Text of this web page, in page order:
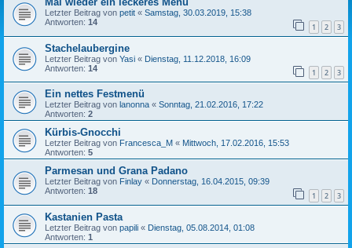
Letzter Beitrag von petit « Samstag, 30.03.2019, 15:38
Antworten: 14 1 2 3
Stachelaubergine
Letzter Beitrag von Yasi « Dienstag, 11.12.2018, 16:09
Antworten: 14 1 2 3
Ein nettes Festmenü
Letzter Beitrag von lanonna « Sonntag, 21.02.2016, 17:22
Antworten: 2
Kürbis-Gnocchi
Letzter Beitrag von Francesca_M « Mittwoch, 17.02.2016, 15:53
Antworten: 5
Parmesan und Grana Padano
Letzter Beitrag von Finlay « Donnerstag, 16.04.2015, 09:39
Antworten: 18 1 2 3
Kastanien Pasta
Letzter Beitrag von papili « Dienstag, 05.08.2014, 01:08
Antworten: 1